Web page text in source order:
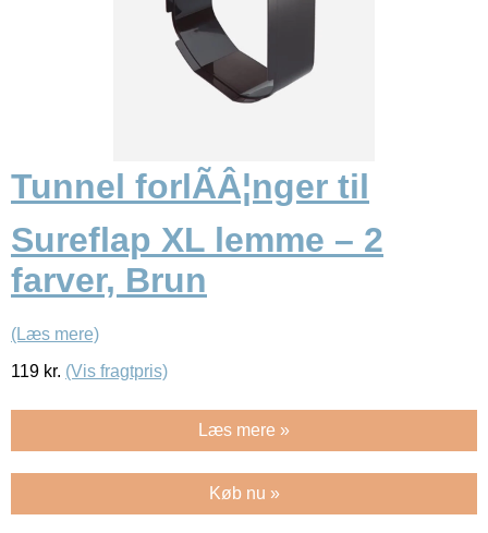
Tunnel forlÃÂ¦nger til
Sureflap XL lemme – 2
farver, Brun
(Læs mere)
119 kr. (Vis fragtpris)
Læs mere »
Køb nu »